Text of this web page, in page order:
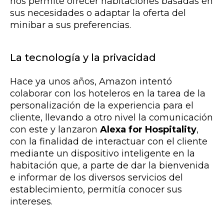
sus necesidades o adaptar la oferta del
minibar a sus preferencias.
La tecnología y la privacidad
Hace ya unos años, Amazon intentó
colaborar con los hoteleros en la tarea de la
personalización de la experiencia para el
cliente, llevando a otro nivel la comunicación
con este y lanzaron Alexa for Hospitality,
con la finalidad de interactuar con el cliente
mediante un dispositivo inteligente en la
habitación que, a parte de dar la bienvenida
e informar de los diversos servicios del
establecimiento, permitía conocer sus
intereses.